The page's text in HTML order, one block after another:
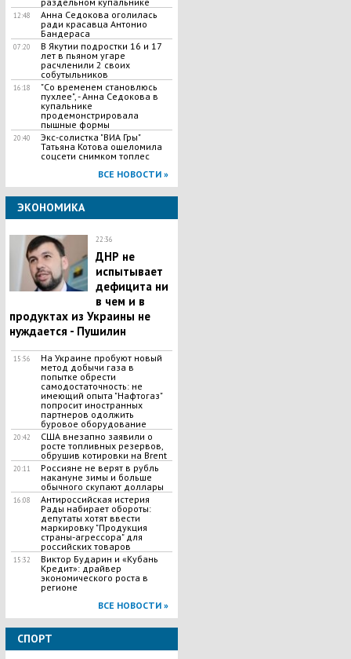
12:48
Анна Седокова оголилась
ради красавца Антонио
Бандераса
07:20
В Якутии подростки 16 и 17
лет в пьяном угаре
расчленили 2 своих
собутыльников
16:18
"Со временем становлюсь
пухлее", - Анна Седокова в
купальнике
продемонстрировала
пышные формы
20:40
Экс-солистка "ВИА Гры"
Татьяна Котова ошеломила
соцсети снимком топлес
ВСЕ НОВОСТИ »
ЭКОНОМИКА
22:36
ДНР не
испытывает
дефицита ни
в чем и в
продуктах из Украины не
нуждается - Пушилин
15:56
На Украине пробуют новый
метод добычи газа в
попытке обрести
самодостаточность: не
имеющий опыта "Нафтогаз"
попросит иностранных
партнеров одолжить
буровое оборудование
20:42
США внезапно заявили о
росте топливных резервов,
обрушив котировки на Brent
20:11
Россияне не верят в рубль
накануне зимы и больше
обычного скупают доллары
16:08
Антироссийская истерия
Рады набирает обороты:
депутаты хотят ввести
маркировку "Продукция
страны-агрессора" для
российских товаров
15:32
Виктор Бударин и «Кубань
Кредит»: драйвер
экономического роста в
регионе
ВСЕ НОВОСТИ »
СПОРТ